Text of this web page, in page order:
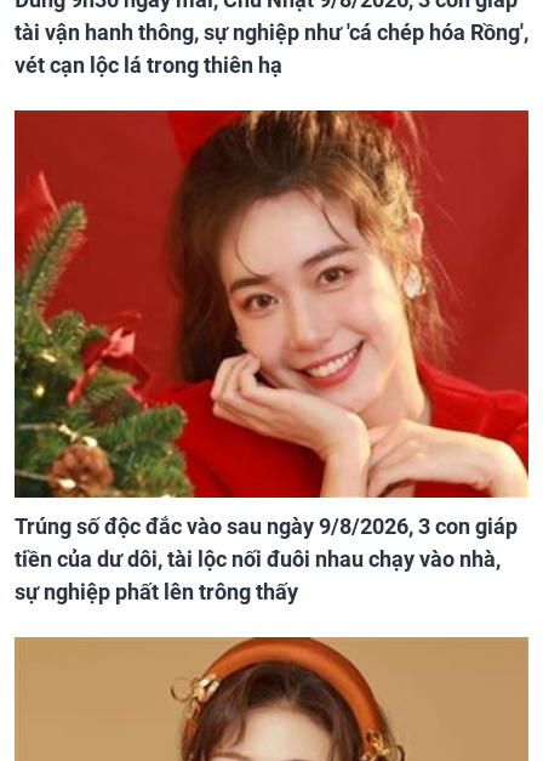
tài vận hanh thông, sự nghiệp như 'cá chép hóa Rồng',
vét cạn lộc lá trong thiên hạ
Trúng số độc đắc vào sau ngày 9/8/2026, 3 con giáp
tiền của dư dôi, tài lộc nối đuôi nhau chạy vào nhà,
sự nghiệp phất lên trông thấy